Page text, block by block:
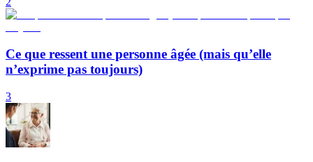
Ce que ressent une personne âgée (mais qu’elle
n’exprime pas toujours)
3